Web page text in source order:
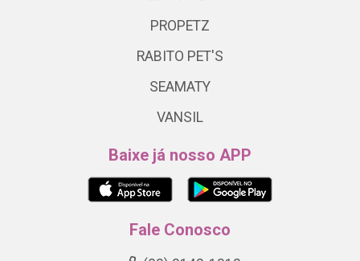
PROPETZ
RABITO PET'S
SEAMATY
VANSIL
Baixe já nosso APP
Fale Conosco